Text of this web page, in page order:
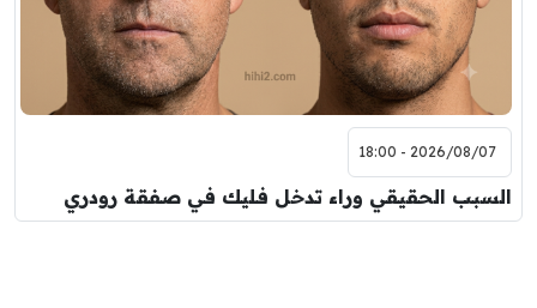
2026/08/07 - 18:00
السبب الحقيقي وراء تدخل فليك في صفقة رودري